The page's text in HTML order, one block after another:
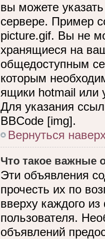
вы можете
сервере. Пример
picture.gif. Вы не
хранящиеся на
общедоступным
которым
ящики hotmail или
Для указания
BBCode [img].
Вернуться
Что такое важные
Эти объявления
прочесть их по
вверху каждого
пользователя.
объявлений